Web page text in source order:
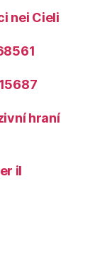
nei Cieli
hraní
il